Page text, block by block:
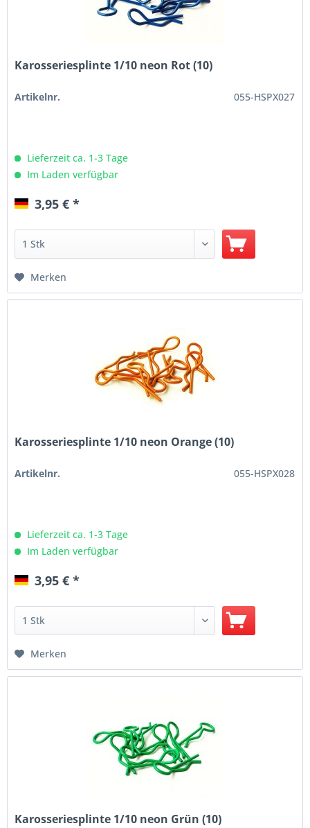
Karosseriesplinte 1/10 neon Rot (10)
Artikelnr. 055-HSPX027
Lieferzeit ca. 1-3 Tage
Im Laden verfügbar
3,95 € *
Merken
Karosseriesplinte 1/10 neon Orange (10)
Artikelnr. 055-HSPX028
Lieferzeit ca. 1-3 Tage
Im Laden verfügbar
3,95 € *
Merken
Karosseriesplinte 1/10 neon Grün (10)